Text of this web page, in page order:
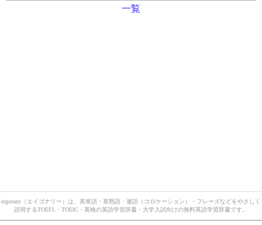
一覧
eigonary（エイゴナリー）は、英単語・英熟語・連語（コロケーション）・フレーズなどをやさしく
説明するTOEFL・TOEIC・英検の英語学習辞書・大学入試向けの無料英語学習辞書です。